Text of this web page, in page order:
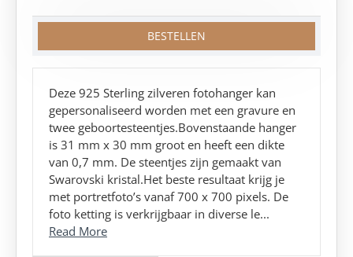
BESTELLEN
Deze 925 Sterling zilveren fotohanger kan
gepersonaliseerd worden met een gravure en
twee geboortesteentjes.Bovenstaande hanger
is 31 mm x 30 mm groot en heeft een dikte
van 0,7 mm. De steentjes zijn gemaakt van
Swarovski kristal.Het beste resultaat krijg je
met portretfoto’s vanaf 700 x 700 pixels. De
foto ketting is verkrijgbaar in diverse le...
Read More